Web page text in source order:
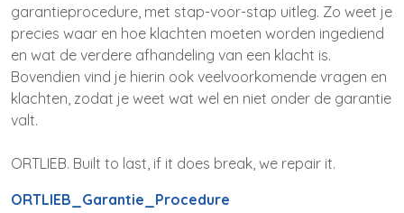
garantieprocedure, met stap-voor-stap uitleg. Zo weet je
precies waar en hoe klachten moeten worden ingediend
en wat de verdere afhandeling van een klacht is.
Bovendien vind je hierin ook veelvoorkomende vragen en
klachten, zodat je weet wat wel en niet onder de garantie
valt.
ORTLIEB. Built to last, if it does break, we repair it.
ORTLIEB_Garantie_Procedure